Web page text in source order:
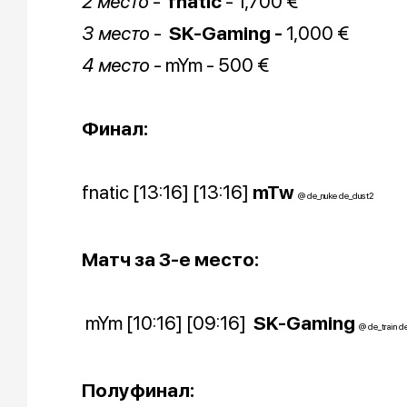
3 место - SK-Gaming - 1,000 €
4 место - mYm - 500 €
Финал:
fnatic [13:16] [13:16] mTw @ de_nuke de_dust2
Матч за 3-е место:
mYm [10:16] [09:16] SK-Gaming @ de_train
Полуфинал: